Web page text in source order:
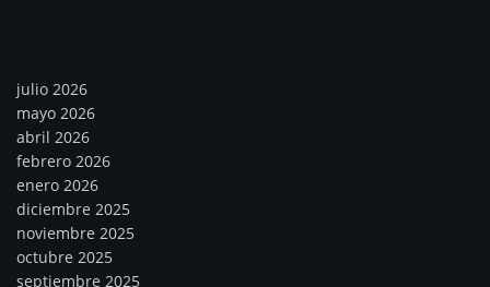
julio 2026
mayo 2026
abril 2026
febrero 2026
enero 2026
diciembre 2025
noviembre 2025
octubre 2025
septiembre 2025